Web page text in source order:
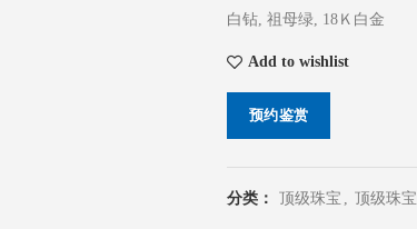
白钻, 祖母绿, 18Ｋ白金
Add to wishlist
预约鉴赏
分类： 顶级珠宝 , 顶级珠宝